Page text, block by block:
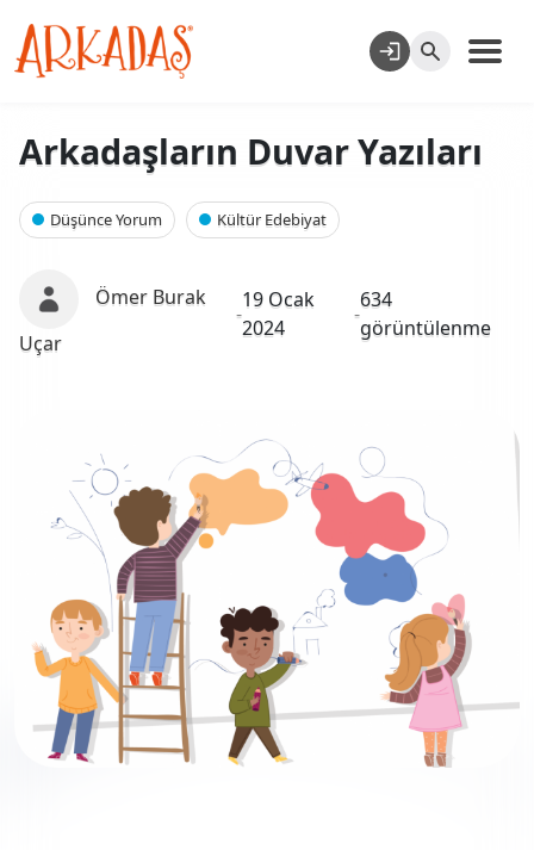
Arkadaşların Duvar Yazıları
Düşünce Yorum Kültür Edebiyat
Ömer Burak
Uçar
-
19 Ocak
2024
-
634
görüntülenme